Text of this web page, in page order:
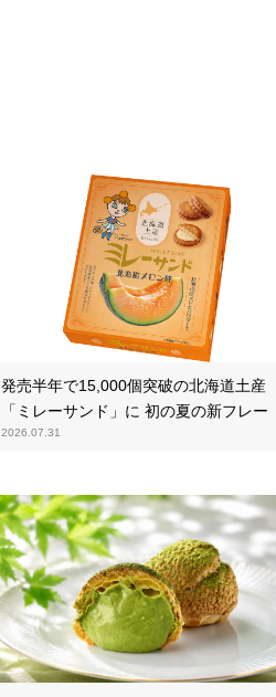
発売半年で15,000個突破の北海道土産
「ミレーサンド」に 初の夏の新フレーバ
ー「北海道メロン味」を8月より発売
2026.07.31